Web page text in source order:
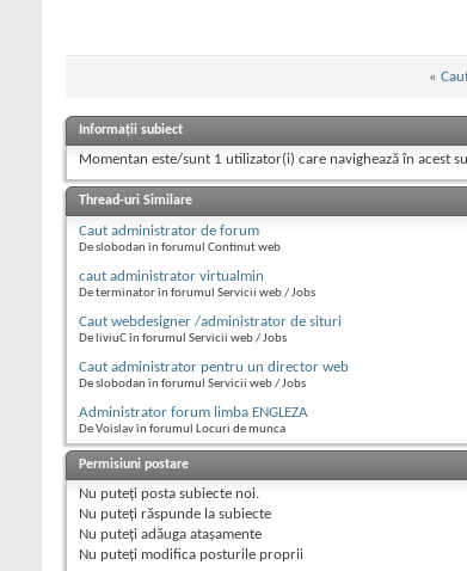
«
Informații subiect
Momentan este/sunt 1 utilizator(i) care navighează în acest
Thread-uri Similare
Caut administrator de forum
De slobodan în forumul Continut web
caut administrator virtualmin
De terminator în forumul Servicii web / Jobs
Caut webdesigner /administrator de situri
De liviuC în forumul Servicii web / Jobs
Caut administrator pentru un director web
De slobodan în forumul Servicii web / Jobs
Administrator forum limba ENGLEZA
De Voislav în forumul Locuri de munca
Permisiuni postare
Nu puteţi posta subiecte noi.
Nu puteţi răspunde la subiecte
Nu puteţi adăuga ataşamente
Nu puteţi modifica posturile proprii